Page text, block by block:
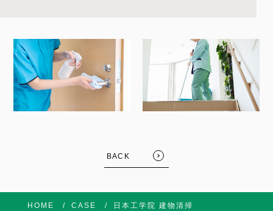
BACK
HOME CASE 日本工学院 建物清掃